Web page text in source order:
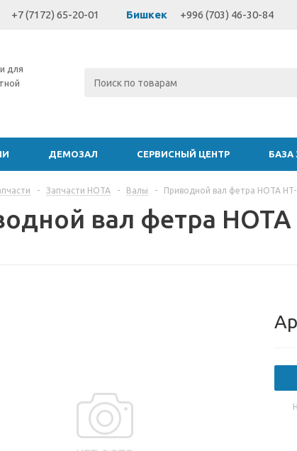
+7 (7172) 65-20-01 Бишкек +996 (703) 46-30-84
для
ДЕМОЗАЛ СЕРВИСНЫЙ ЦЕНТР БАЗА
- Запчасти HOTA - Валы - Приводной вал фетра HOTA
вал фетра HOTA